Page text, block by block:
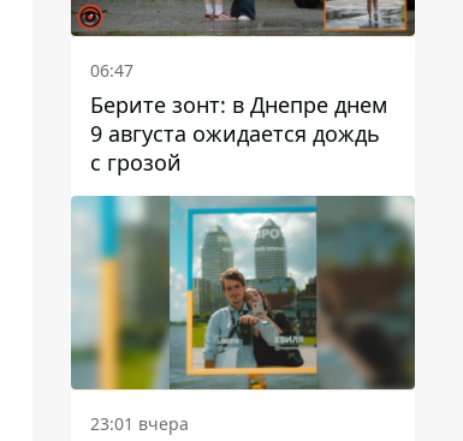
06:47
Берите зонт: в Днепре днем ​​
9 августа ожидается дождь
с грозой
23:01 вчера